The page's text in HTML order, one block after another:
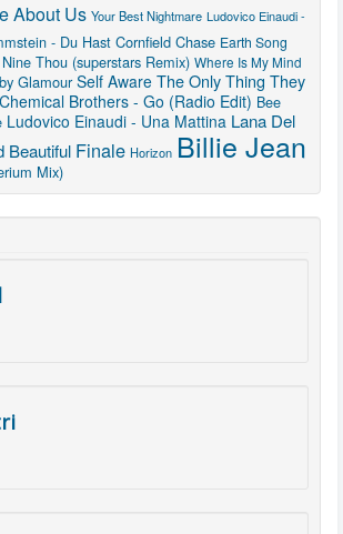
About Us Your Best Nightmare Ludovico Einaudi -
- Du Hast Cornfield Chase Earth Song
Thou (superstars Remix) Where Is My Mind
Glamour Self Aware The Only Thing They
Brothers - Go (Radio Edit) Bee
Ludovico Einaudi - Una Mattina Lana Del
Beautiful Finale Horizon Billie Jean
Mix)